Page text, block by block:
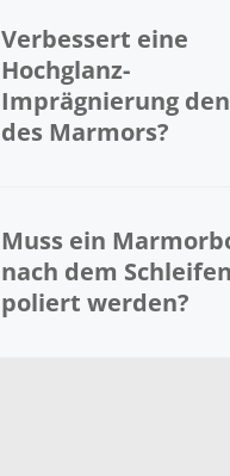
Verbessert eine
Hochglanz-
Imprägnierung
des Marmors?
Muss ein
nach dem Schleifen
poliert werden?